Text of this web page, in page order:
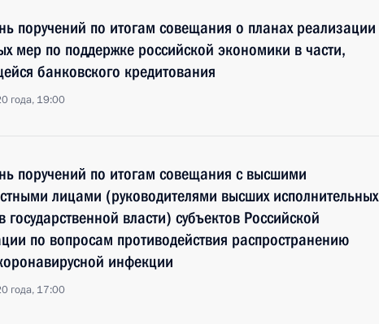
поручений по итогам совещания о планах реализации
мер по поддержке российской экономики в части,
банковского кредитования
года, 19:00
поручений по итогам совещания с высшими
лицами (руководителями высших исполнительных
государственной власти) субъектов Российской
по вопросам противодействия распространению
инфекции
года, 17:00